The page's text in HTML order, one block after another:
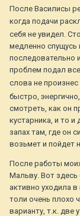
После Василисы
когда подачи
себя не увидел.
медленно спущусь
последовательно
проблем подал
слова не произнес
быстро,
смотреть, как он
кустарника, и то
запах там, где он
возьмет и пойдет
После работы
Мальву. Вот
активно уходила в
толи очень плохо
варианту, т.к. две